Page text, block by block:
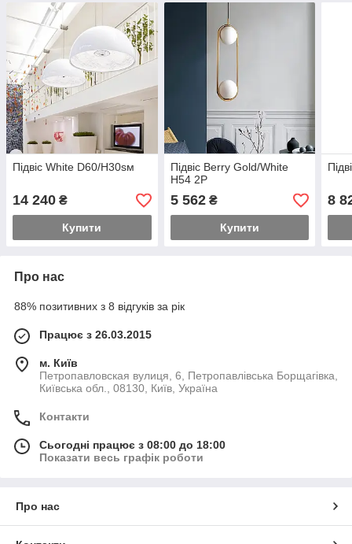
Підвіс White D60/H30sм
14 240 ₴
Купити
Підвіс Berry Gold/White
H54 2P
5 562₴
Купити
8
Про нас
88% позитивних з 8 відгуків за рік
Працює з 26.03.2015
м. Київ
Петропавловская вулиця, 6, Петропавлівська Борщагівка,
Київська обл., 08130, Київ, Україна
Контакти
Сьогодні працює з 08:00 до 18:00
Показати весь графік роботи
Про нас